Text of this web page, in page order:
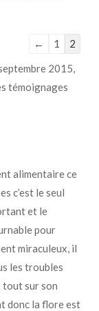
Navigation
← 1
2
2015,
témoignages
alimentaire ce
c’est le seul
et le
pour
miraculeux, il
les troubles
tout sur son
donc la flore est